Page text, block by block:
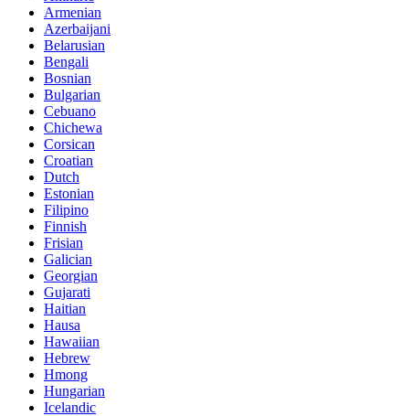
Armenian
Azerbaijani
Belarusian
Bengali
Bosnian
Bulgarian
Cebuano
Chichewa
Corsican
Croatian
Dutch
Estonian
Filipino
Finnish
Frisian
Galician
Georgian
Gujarati
Haitian
Hausa
Hawaiian
Hebrew
Hmong
Hungarian
Icelandic